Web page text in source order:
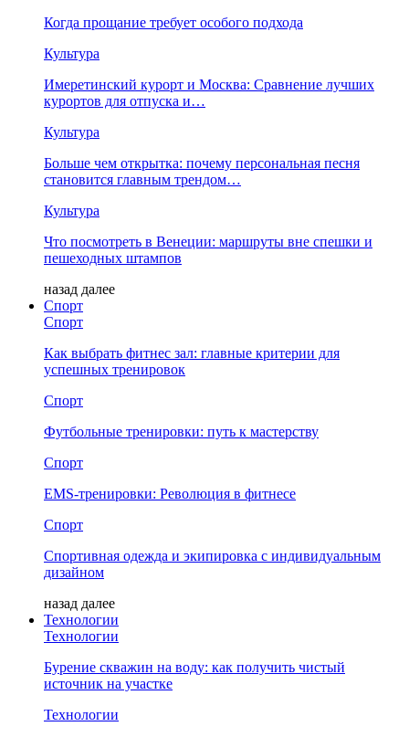
Когда прощание требует особого подхода
Культура
Имеретинский курорт и Москва: Сравнение лучших
курортов для отпуска и…
Культура
Больше чем открытка: почему персональная песня
становится главным трендом…
Культура
Что посмотреть в Венеции: маршруты вне спешки и
пешеходных штампов
назад далее
Спорт
Спорт
Как выбрать фитнес зал: главные критерии для
успешных тренировок
Спорт
Футбольные тренировки: путь к мастерству
Спорт
EMS-тренировки: Революция в фитнесе
Спорт
Спортивная одежда и экипировка с индивидуальным
дизайном
назад далее
Технологии
Технологии
Бурение скважин на воду: как получить чистый
источник на участке
Технологии